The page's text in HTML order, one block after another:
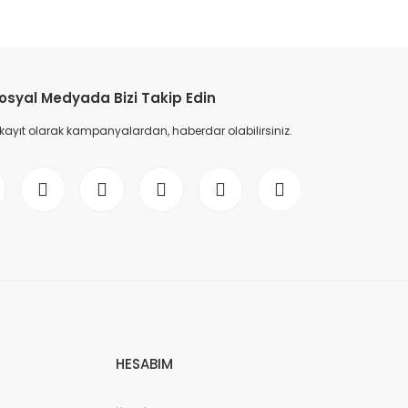
Medyada Bizi Takip Edin
olarak kampanyalardan, haberdar olabilirsiniz.
HESABIM